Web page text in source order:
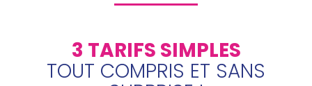
3 TARIFS SIMPLES
TOUT COMPRIS ET SANS